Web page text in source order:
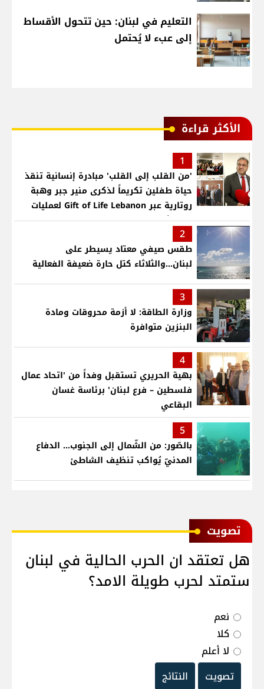
التعليم في لبنان: حين تتحول الأقساط
إلى عبء لا يُحتمل
الأكثر قراءة
1
'من القلب إلى القلب' مبادرة إنسانية تنقذ
حياة طفلين تكريماً لذكرى منير جبر وهبة
روتارية عبر Gift of Life Lebanon لعمليات
قلب لأطفال في مستشفى حمود الجامعي
2
طقس صيفي معتاد يسيطر على
لبنان...والثلاثاء كتل حارة ضعيفة الفعالية
3
وزارة الطاقة: لا أزمة محروقات ومادة
البنزين متوافرة
4
بهية الحريري تستقبل وفداً من 'اتحاد عمال
فلسطين – فرع لبنان' برئاسة غسان
البقاعي
5
بالصّور: من الشّمال إلى الجنوب... الدفاع
المدنيّ يُواكب تنظيف الشاطئ
ﺗﺼﻮﻳﺖ
هل تعتقد ان الحرب الحالية في لبنان
ستمتد لحرب طويلة الامد؟
نعم
كلا
لا أعلم
تصويت
النتائج